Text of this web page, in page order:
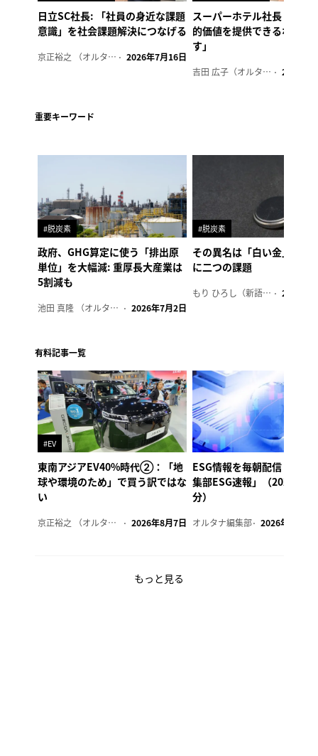
日立SC社長: 「社員の身近な課題
意識」を社会課題解決につなげる
京正裕之 （オルタナ副編集長） 2026年7月16日
スーパーホテル社長「地域
的価値を提供できるホテル
す」
吉田 広子（オルタナ輪番編集長） 2026年6
重要キーワード
#脱炭素
政府、GHG算定に使う「排出原
単位」を大幅減: 重厚長大産業は
5割減も
池田 真隆 （オルタナ輪番編集長） 2026年7月2日
#脱炭素
その異名は「白い金」、リ
に二つの課題
もり ひろし（新語ウォッチャー） 2023年7
有料記事一覧
#EV
東南アジアEV40%時代②：「地
球や環境のため」で買う訳ではな
い
京正裕之 （オルタナ副編集長） 2026年8月7日
ESG情報を毎朝配信「オル
集部ESG速報」（2026年8
分）
オルタナ編集部 2026年8月7日
もっと見る